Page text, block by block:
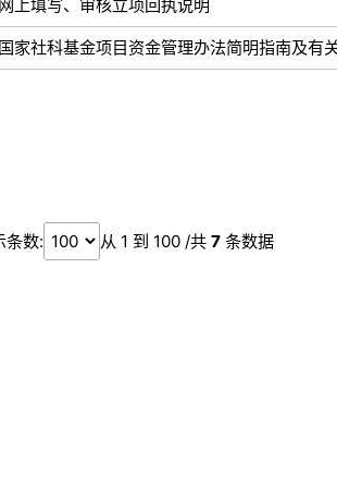
网上填写、审核立项回执说明
国家社科基金项目资金管理办法简明指南及有
条数: 从 1 到 100 /共 7 条数据